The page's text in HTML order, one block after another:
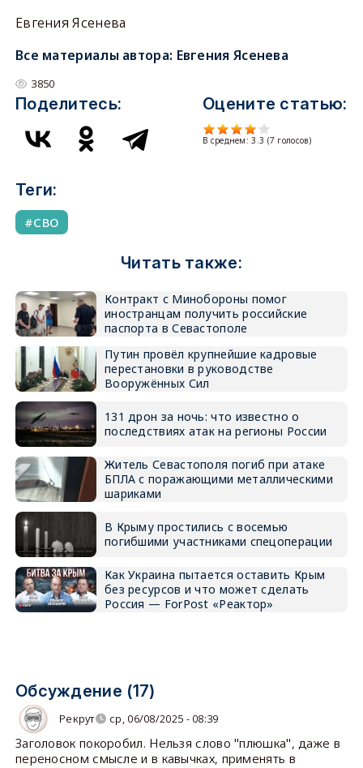
Евгения Ясенева
Все материалы автора: Евгения Ясенева
3850
Поделитесь: Оцените статью:
В среднем:3.3 (7 голосов)
Теги:
СВО
Читать также:
Контракт с Минобороны помог
иностранцам получить российские
паспорта в Севастополе
Путин провёл крупнейшие кадровые
перестановки в руководстве
Вооружённых Сил
131 дрон за ночь: что известно о
последствиях атак на регионы России
Житель Севастополя погиб при атаке
БПЛА с поражающими металлическими
шариками
В Крыму простились с восемью
погибшими участниками спецоперации
Как Украина пытается оставить Крым
без ресурсов и что может сделать
Россия — ForPost «Реактор»
Обсуждение (17)
Рекрут ср, 06/08/2025 - 08:39
Заголовок покоробил. Нельзя слово "плюшка", даже в
переносном смысле и в кавычках, применять в